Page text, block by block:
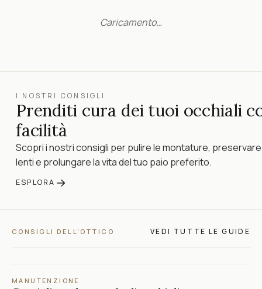
Caricamento…
I NOSTRI CONSIGLI
Prenditi cura dei tuoi occhiali
facilità
Scopri i nostri consigli per pulire le montature,
lenti e prolungare la vita del tuo paio preferito.
ESPLORA →
CONSIGLI DELL'OTTICO VEDI TUTTE LE GUIDE
MANUTENZIONE